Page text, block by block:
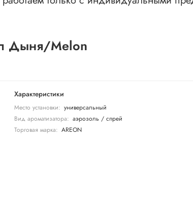
Дыня/Melon
Характеристики
Место установки: универсальный
Вид ароматизатора: аэрозоль / спрей
Торговая марка: AREON